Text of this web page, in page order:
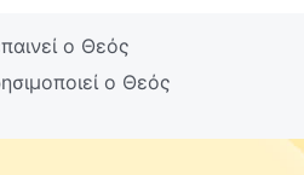
ο Θεός
ο Θεός